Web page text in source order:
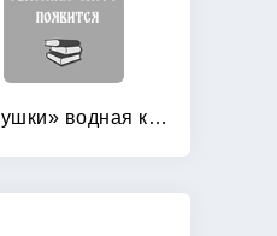
»Игрушки» водная книжка-раскраска